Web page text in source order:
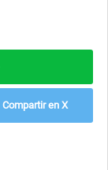
Compartir en X